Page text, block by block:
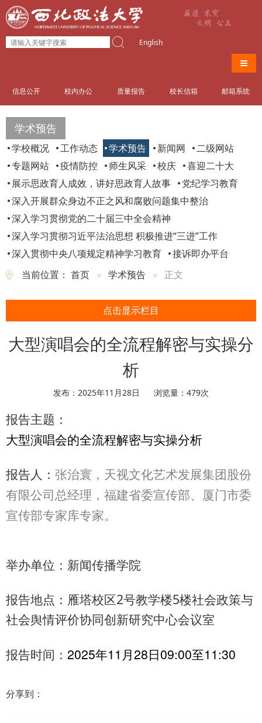
English
导航
信息公开 校内办公 质量报告 校长信箱 邮箱系统
学术预告
学校概况 工作动态 学术预告 新闻网
二级网站
专题网站
疫情防控 师生风采 校庆
喜迎二十大
展示思政育人成效，讲好思政育人故事
党纪学习教育
深入开展群众身边不正之风和腐败问题集中整治
深入学习贯彻党的二十届三中全会精神
深入学习贯彻习近平法治思想 积极推进“三进”工作
深入贯彻中央八项规定精神学习教育
接诉即办平台
当前位置： 首页 学术预告 正文
点击显示栏目
大型演唱会的全流程解密与实操分
析
发布：2025年11月28日 浏览量： 479次
报告主题：
大型演唱会的全流程解密与实操分析
报告人： 张治寰，天视文化艺术发展集团股份
有限公司总经理，福建省委宣传部、厦门市委
宣传部专家库专家。
举办单位：新闻传播学院
报告地点： 雁塔校区2号教学楼5楼社会政策与
社会舆情评价协同创新研究中心会议室
报告时间： 2025年11月28日09:00至11:30
分享到：